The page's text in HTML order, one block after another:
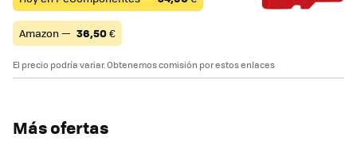
Amazon — 36,50€
El precio podría variar. Obtenemos comisión por estos enlaces
Más ofertas